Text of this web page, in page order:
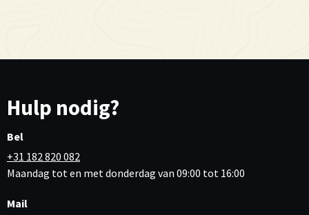
Hulp nodig?
Bel
+31 182 820 082
Maandag tot en met donderdag van 09:00 tot 16:00
Mail